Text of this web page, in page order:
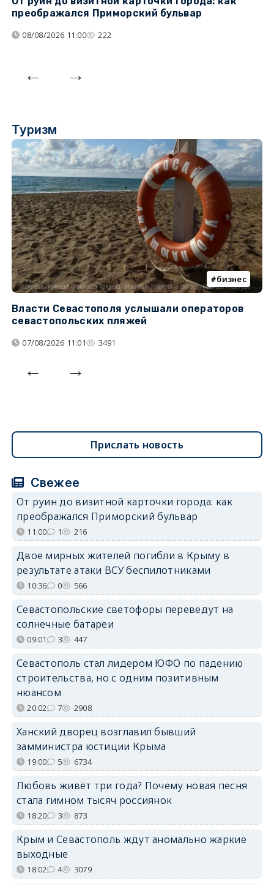
преображался Приморский бульвар
08/08/2026 11:00 222
Туризм
бизнес
Власти Севастополя услышали операторов
севастопольских пляжей
07/08/2026 11:01 3491
Прислать новость
Свежее
От руин до визитной карточки города: как
преображался Приморский бульвар
11:00 1 216
Двое мирных жителей погибли в Крыму в
результате атаки ВСУ беспилотниками
10:36 0 566
Севастопольские светофоры переведут на
солнечные батареи
09:01 3 447
Севастополь стал лидером ЮФО по падению
строительства, но с одним позитивным
нюансом
20:02 7 2908
Ханский дворец возглавил бывший
замминистра юстиции Крыма
19:00 5 6734
Любовь живёт три года? Почему новая песня
стала гимном тысяч россиянок
18:20 3 873
Крым и Севастополь ждут аномально жаркие
выходные
18:02 4 3079